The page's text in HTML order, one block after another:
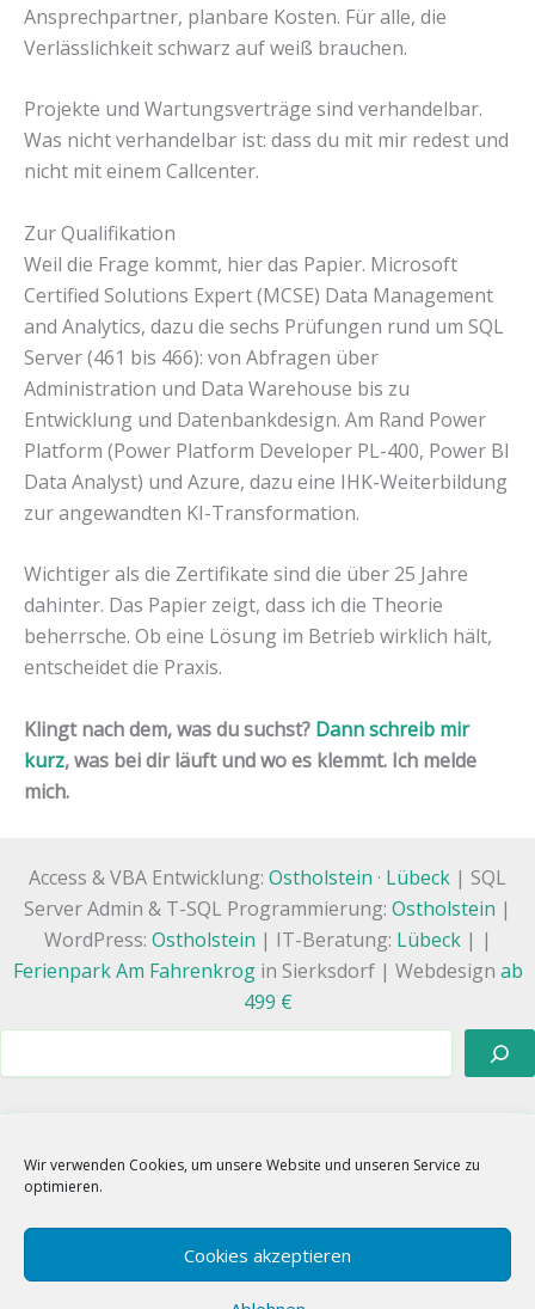
Wir verwenden Cookies, um unsere Website und unseren Service zu
optimieren.
Cookies akzeptieren
Ansprechpartner, planbare Kosten. Für alle, die
Verlässlichkeit schwarz auf weiß brauchen.
Projekte und Wartungsverträge sind verhandelbar.
Was nicht verhandelbar ist: dass du mit mir redest und
nicht mit einem Callcenter.
Zur Qualifikation
Weil die Frage kommt, hier das Papier. Microsoft
Certified Solutions Expert (MCSE) Data Management
and Analytics, dazu die sechs Prüfungen rund um SQL
Server (461 bis 466): von Abfragen über
Administration und Data Warehouse bis zu
Entwicklung und Datenbankdesign. Am Rand Power
Platform (Power Platform Developer PL-400, Power BI
Data Analyst) und Azure, dazu eine IHK-Weiterbildung
zur angewandten KI-Transformation.
Wichtiger als die Zertifikate sind die über 25 Jahre
dahinter. Das Papier zeigt, dass ich die Theorie
beherrsche. Ob eine Lösung im Betrieb wirklich hält,
entscheidet die Praxis.
Klingt nach dem, was du suchst? Dann schreib mir
kurz, was bei dir läuft und wo es klemmt. Ich melde
mich.
Access & VBA Entwicklung: Ostholstein · Lübeck | SQL
Server Admin & T-SQL Programmierung: Ostholstein |
WordPress: Ostholstein | IT-Beratung: Lübeck| |
Ferienpark Am Fahrenkrogin Sierksdorf | Webdesign ab
499 €
Suchen
TikTok